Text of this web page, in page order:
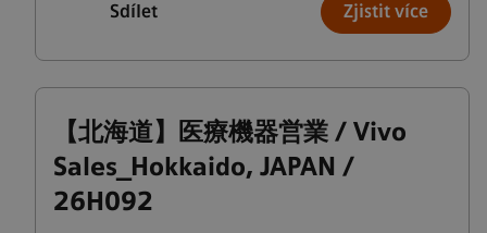
Sdílet Zjistit více
【北海道】医療機器営業 / Vivo
Sales_Hokkaido, JAPAN /
26H092